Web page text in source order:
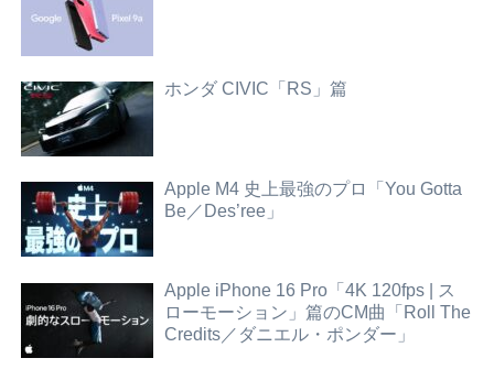
ホンダ CIVIC「RS」篇
Apple M4 史上最強のプロ「You Gotta
Be／Des’ree」
Apple iPhone 16 Pro「4K 120fps | ス
ローモーション」篇のCM曲「Roll The
Credits／ダニエル・ポンダー」